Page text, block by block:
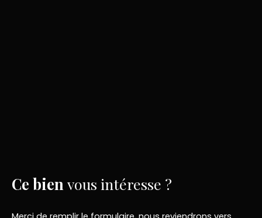
Ce bien vous intéresse ?